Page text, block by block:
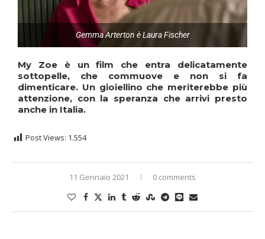
Gemma Arterton è Laura Fischer
My Zoeè un film che entra delicatamente
sottopelle, che commuove e non si fa
dimenticare. Un gioiellino che meriterebbe più
attenzione, con la speranza che arrivi presto
anche in Italia.
Post Views: 1.554
11 Gennaio 2021 0 comments